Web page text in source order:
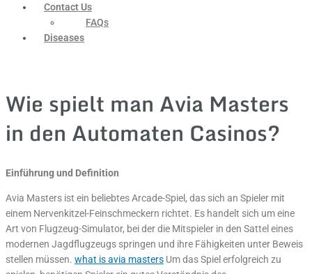
Contact Us
FAQs
Diseases
Wie spielt man Avia Masters
in den Automaten Casinos?
Einführung und Definition
Avia Masters ist ein beliebtes Arcade-Spiel, das sich an Spieler mit
einem Nervenkitzel-Feinschmeckern richtet. Es handelt sich um eine
Art von Flugzeug-Simulator, bei der die Mitspieler in den Sattel eines
modernen Jagdflugzeugs springen und ihre Fähigkeiten unter Beweis
stellen müssen. what is avia masters Um das Spiel erfolgreich zu